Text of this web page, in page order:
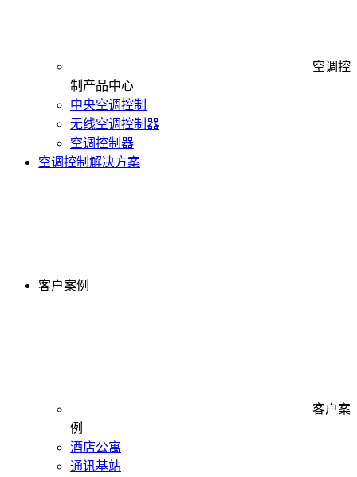
空调控
制产品中心
中央空调控制
无线空调控制器
空调控制器
空调控制解决方案
客户案例
客户案
例
酒店公寓
通讯基站